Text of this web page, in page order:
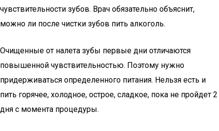
чувствительности зубов. Врач обязательно объяснит,
можно ли после чистки зубов пить алкоголь.
Очищенные от налета зубы первые дни отличаются
повышенной чувствительностью. Поэтому нужно
придерживаться определенного питания. Нельзя есть и
пить горячее, холодное, острое, сладкое, пока не пройдет 2
дня с момента процедуры.